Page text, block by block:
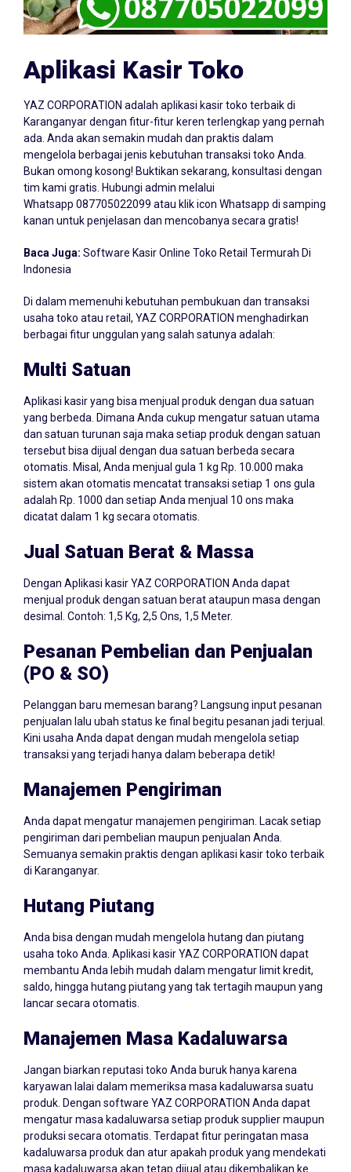
Aplikasi Kasir Toko
YAZ CORPORATION adalah aplikasi kasir toko terbaik di
Karanganyar dengan fitur-fitur keren terlengkap yang pernah
ada. Anda akan semakin mudah dan praktis dalam
mengelola berbagai jenis kebutuhan transaksi toko Anda.
Bukan omong kosong! Buktikan sekarang, konsultasi dengan
tim kami gratis. Hubungi admin melalui
Whatsapp 087705022099 atau klik icon Whatsapp di samping
kanan untuk penjelasan dan mencobanya secara gratis!
Baca Juga: Software Kasir Online Toko Retail Termurah Di
Indonesia
Di dalam memenuhi kebutuhan pembukuan dan transaksi
usaha toko atau retail, YAZ CORPORATION menghadirkan
berbagai fitur unggulan yang salah satunya adalah:
Multi Satuan
Aplikasi kasir yang bisa menjual produk dengan dua satuan
yang berbeda. Dimana Anda cukup mengatur satuan utama
dan satuan turunan saja maka setiap produk dengan satuan
tersebut bisa dijual dengan dua satuan berbeda secara
otomatis. Misal, Anda menjual gula 1 kg Rp. 10.000 maka
sistem akan otomatis mencatat transaksi setiap 1 ons gula
adalah Rp. 1000 dan setiap Anda menjual 10 ons maka
dicatat dalam 1 kg secara otomatis.
Jual Satuan Berat & Massa
Dengan Aplikasi kasir YAZ CORPORATION Anda dapat
menjual produk dengan satuan berat ataupun masa dengan
desimal. Contoh: 1,5 Kg, 2,5 Ons, 1,5 Meter.
Pesanan Pembelian dan Penjualan
(PO & SO)
Pelanggan baru memesan barang? Langsung input pesanan
penjualan lalu ubah status ke final begitu pesanan jadi terjual.
Kini usaha Anda dapat dengan mudah mengelola setiap
transaksi yang terjadi hanya dalam beberapa detik!
Manajemen Pengiriman
Anda dapat mengatur manajemen pengiriman. Lacak setiap
pengiriman dari pembelian maupun penjualan Anda.
Semuanya semakin praktis dengan aplikasi kasir toko terbaik
di Karanganyar.
Hutang Piutang
Anda bisa dengan mudah mengelola hutang dan piutang
usaha toko Anda. Aplikasi kasir YAZ CORPORATION dapat
membantu Anda lebih mudah dalam mengatur limit kredit,
saldo, hingga hutang piutang yang tak tertagih maupun yang
lancar secara otomatis.
Manajemen Masa Kadaluwarsa
Jangan biarkan reputasi toko Anda buruk hanya karena
karyawan lalai dalam memeriksa masa kadaluwarsa suatu
produk. Dengan software YAZ CORPORATION Anda dapat
mengatur masa kadaluwarsa setiap produk supplier maupun
produksi secara otomatis. Terdapat fitur peringatan masa
kadaluwarsa produk dan atur apakah produk yang mendekati
masa kadaluwarsa akan tetap dijual atau dikembalikan ke